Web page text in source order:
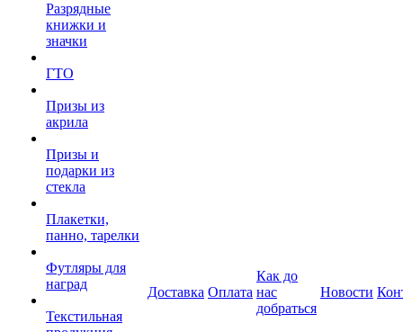
Разрядные
книжки и
значки
ГТО
Призы из
акрила
Призы и
подарки из
стекла
Плакетки,
панно, тарелки
Футляры для
наград
Текстильная
Доставка Оплата
Как до
нас
добраться
Новости